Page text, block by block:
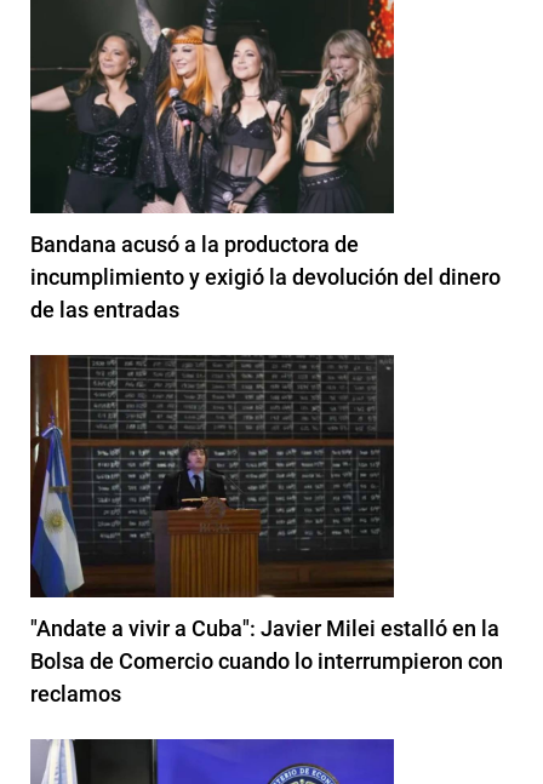
Bandana acusó a la productora de
incumplimiento y exigió la devolución del dinero
de las entradas
"Andate a vivir a Cuba": Javier Milei estalló en la
Bolsa de Comercio cuando lo interrumpieron con
reclamos